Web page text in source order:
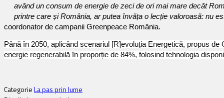
având un consum de energie de zeci de ori mai mare decât
printre care și România, ar putea învăța o lecție valoroasă: nu
coordonator de campanii Greenpeace România.
Până în 2050, aplicând scenariul [R]evoluția Energetică, propus
energie regenerabilă în proporție de 84%, folosind tehnologia
CategorieLa pas prin lume